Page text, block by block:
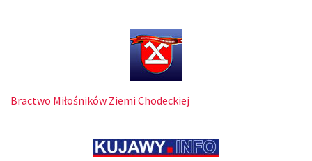
Bractwo Miłośników Ziemi Chodeckiej